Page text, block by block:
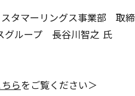
タマーリングス事業部 取
グループ 長谷川智之 氏
ちらをご覧ください＞